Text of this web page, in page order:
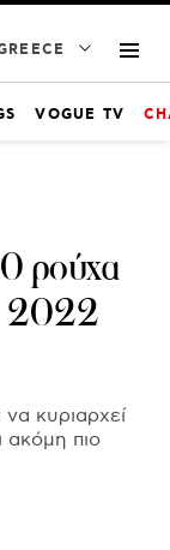
VOGUE TV
ρούχα
2022
κυριαρχεί
ακόμη πιο